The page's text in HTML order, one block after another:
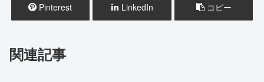
Pinterest LinkedIn コピー
関連記事